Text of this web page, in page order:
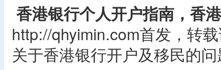
香港银行个人开户指南，香
http://qhyimin.com首发，转
关于香港银行开户及移民的